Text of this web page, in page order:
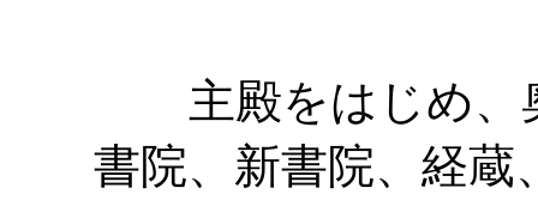
主殿をはじめ、
書院、新書院、経蔵